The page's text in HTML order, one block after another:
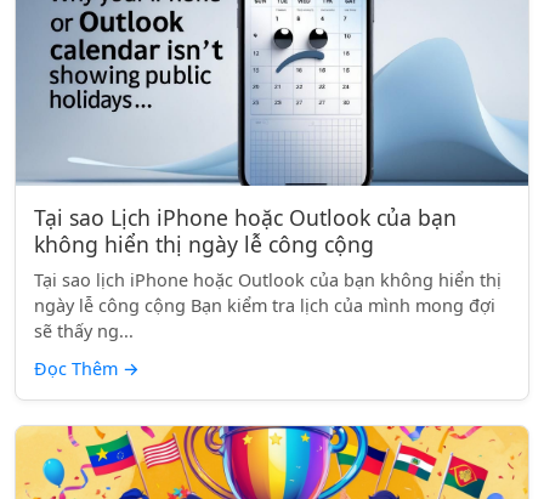
Tại sao Lịch iPhone hoặc Outlook của bạn
không hiển thị ngày lễ công cộng
Tại sao lịch iPhone hoặc Outlook của bạn không hiển thị
ngày lễ công cộng Bạn kiểm tra lịch của mình mong đợi
sẽ thấy ng...
Đọc Thêm →